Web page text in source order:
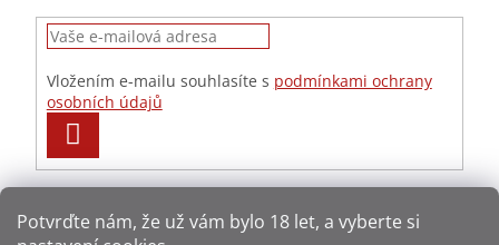
Potvrďte nám​​, že už vám bylo 18 let, a vyberte si
Vložením e-mailu souhlasíte s podmínkami ochrany
osobních údajů
SE